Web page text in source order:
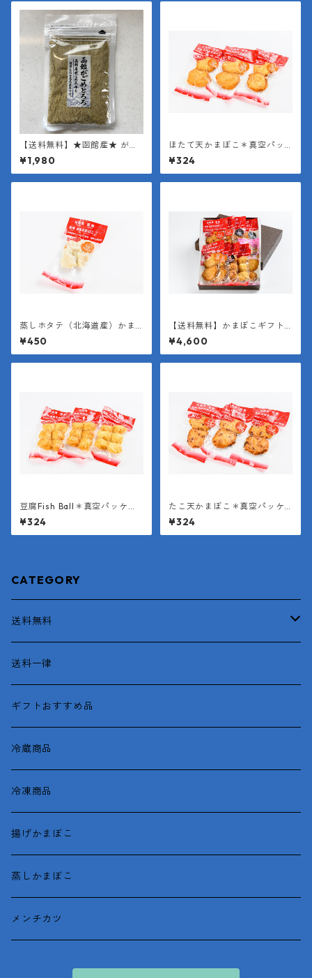
【送料無料】★函館産★ がご
めとろろ昆布1袋35g×２袋
【函館産 昆布使用】【とろろ
昆布】
¥1,980
ほたて天かまぼこ＊真空パッ
ケージ（１袋２枚入り＊１枚
約40g）
¥324
蒸しホタテ（北海道産）かま
ぼこ＊真空パッケージ（１袋15
0g）
¥450
【送料無料】かまぼこギフト
セット（9点入り）
¥4,600
豆腐Fish Ball＊真空パッケー
ジ（１袋6個入り＊１個約25
g）
¥324
たこ天かまぼこ＊真空パッケ
ージ（１袋２枚入り＊１枚約4
0g）
¥324
CATEGORY
送料無料
函館産
がごめとろろ昆布
送料一律
ギフトおすすめ品
冷蔵商品
冷凍商品
揚げかまぼこ
蒸しかまぼこ
メンチカツ